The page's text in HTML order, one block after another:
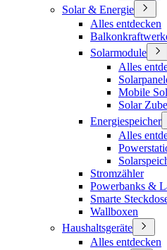
Solar & Energie
Alles entdecken
Solarmodule
Alles
Mobile
Solar
Energiespeicher
Alles
Stromzähler
Powerbanks &
Smarte
Wallboxen
Haushaltsgeräte
Alles entdecken